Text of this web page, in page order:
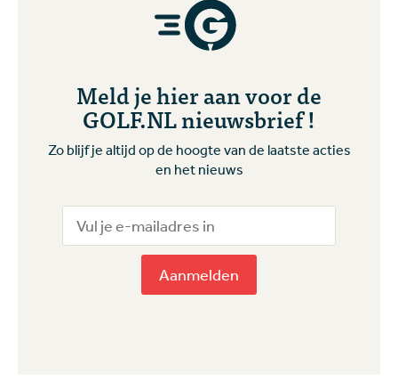
Meld je hier aan voor de
GOLF.NL nieuwsbrief !
Zo blijf je altijd op de hoogte van de laatste acties
en het nieuws
Aanmelden